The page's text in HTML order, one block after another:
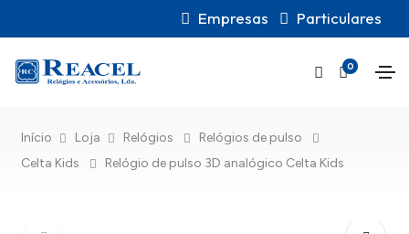
Empresas Particulares
0
Início Loja Relógios
Relógios de pulso
Celta Kids
Relógio de pulso 3D analógico Celta Kids